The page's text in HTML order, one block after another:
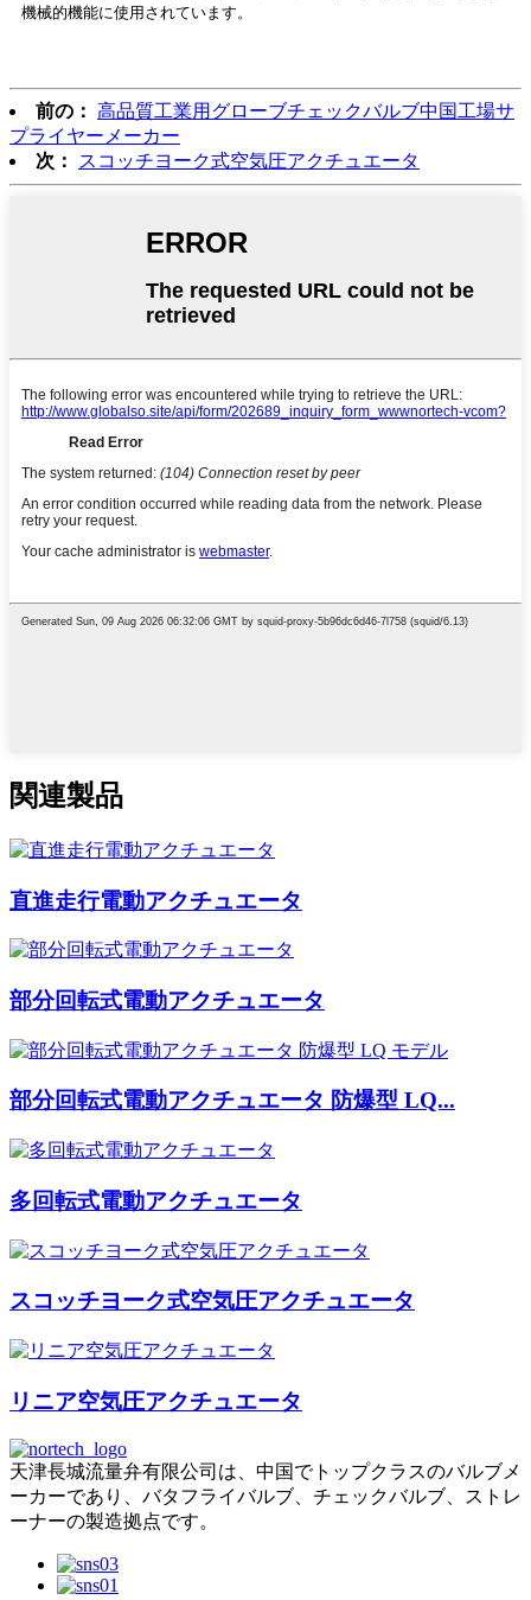
機械的機能に使用されています。
前の： 高品質工業用グローブチェックバルブ中国工場サ
プライヤーメーカー
次：
スコッチヨーク式空気圧アクチュエータ
関連製品
直進走行電動アクチュエータ
部分回転式電動アクチュエータ
部分回転式電動アクチュエータ 防爆型 LQ...
多回転式電動アクチュエータ
スコッチヨーク式空気圧アクチュエータ
リニア空気圧アクチュエータ
天津長城流量弁有限公司は、中国でトップクラスのバルブメ
ーカーであり、バタフライバルブ、チェックバルブ、ストレ
ーナーの製造拠点です。